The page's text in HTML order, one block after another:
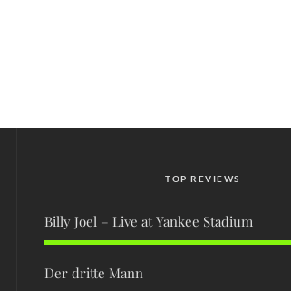
TOP REVIEWS
Billy Joel – Live at Yankee Stadium
Der dritte Mann